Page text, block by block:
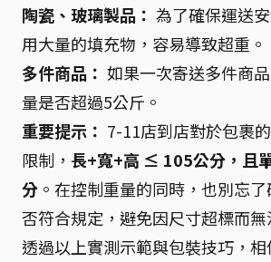
陶瓷、玻璃製品： 為了確保運送
用大量的填充物，容易導致超重。
多件商品： 如果一次寄送多件商
量是否超過5公斤。
重要提示： 7-11店到店對於包裹的
限制， 長+寬+高 ≤ 105公分，且
分 。在控制重量的同時，也別忘
否符合規定，避免因尺寸超標而無
透過以上實測示範與包裝技巧，